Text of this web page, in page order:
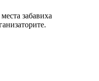
забавиха